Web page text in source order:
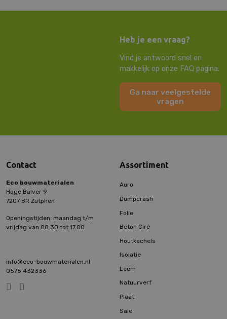
Heb je een vraag?
Vind je antwoord snel en
makkelijk op onze FAQ pagina.
Ga naar veelgestelde
vragen
Contact
Eco bouwmaterialen
Hoge Balver 9
7207 BR Zutphen
Openingstijden: maandag t/m
vrijdag van 08.30 tot 17.00
info@eco-bouwmaterialen.nl
0575 432336
Assortiment
Auro
Dumpcrash
Folie
Beton Ciré
Houtkachels
Isolatie
Leem
Natuurverf
Plaat
Sale